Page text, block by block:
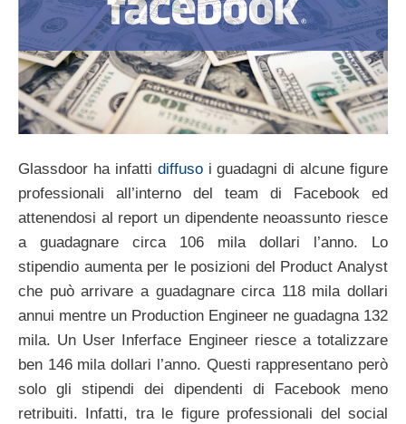
Glassdoor ha infatti diffusoi guadagni di alcune figure
professionali all’interno del team di Facebook ed
attenendosi al report un dipendente neoassunto riesce
a guadagnare circa 106 mila dollari l’anno. Lo
stipendio aumenta per le posizioni del Product Analyst
che può arrivare a guadagnare circa 118 mila dollari
annui mentre un Production Engineer ne guadagna 132
mila. Un User Inferface Engineer riesce a totalizzare
ben 146 mila dollari l’anno. Questi rappresentano però
solo gli stipendi dei dipendenti di Facebook meno
retribuiti. Infatti, tra le figure professionali del social